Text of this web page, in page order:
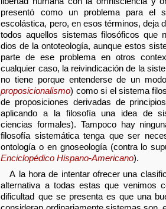
presentó como un problema para el
escolástica, pero, en esos términos, deja
todos aquellos sistemas filosóficos que
dios de la ontoteología, aunque estos
parte de ese problema en otros
cualquier caso, la reivindicación de la
no tiene porque entenderse de un
proposicionalismo) como si el sistema
de proposiciones derivadas de
aplicando a la filosofía una idea de
ciencias formales). Tampoco hay
filosofía sistemática tenga que ser
ontología o en gnoseología (contra lo
Enciclopédico Hispano-Americano).
A la hora de intentar ofrecer una
alternativa a todas estas que venimos
dificultad que se presenta es que una